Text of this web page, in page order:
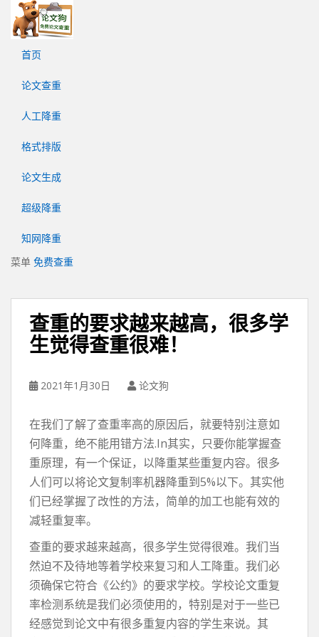
首页
论文查重
人工降重
格式排版
论文生成
超级降重
知网降重
菜单 免费查重
查重的要求越来越高，很多学
生觉得查重很难！
2021年1月30日 论文狗
在我们了解了查重率高的原因后，就要特别注意如
何降重，绝不能用错方法.In其实，只要你能掌握查
重原理，有一个保证，以降重某些重复内容。很多
人们可以将论文复制率机器降重到5%以下。其实他
们已经掌握了改性的方法，简单的加工也能有效的
减轻重复率。
查重的要求越来越高，很多学生觉得很难。我们当
然迫不及待地等着学校来复习和人工降重。我们必
须确保它符合《公约》的要求学校。学校论文重复
率检测系统是我们必须使用的，特别是对于一些已
经感觉到论文中有很多重复内容的学生来说。其